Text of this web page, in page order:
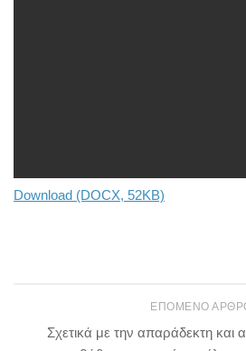
Download (DOCX, 52KB)
ΕΠΌΜΕΝΟ
Σχετικά με την απαράδεκτη και